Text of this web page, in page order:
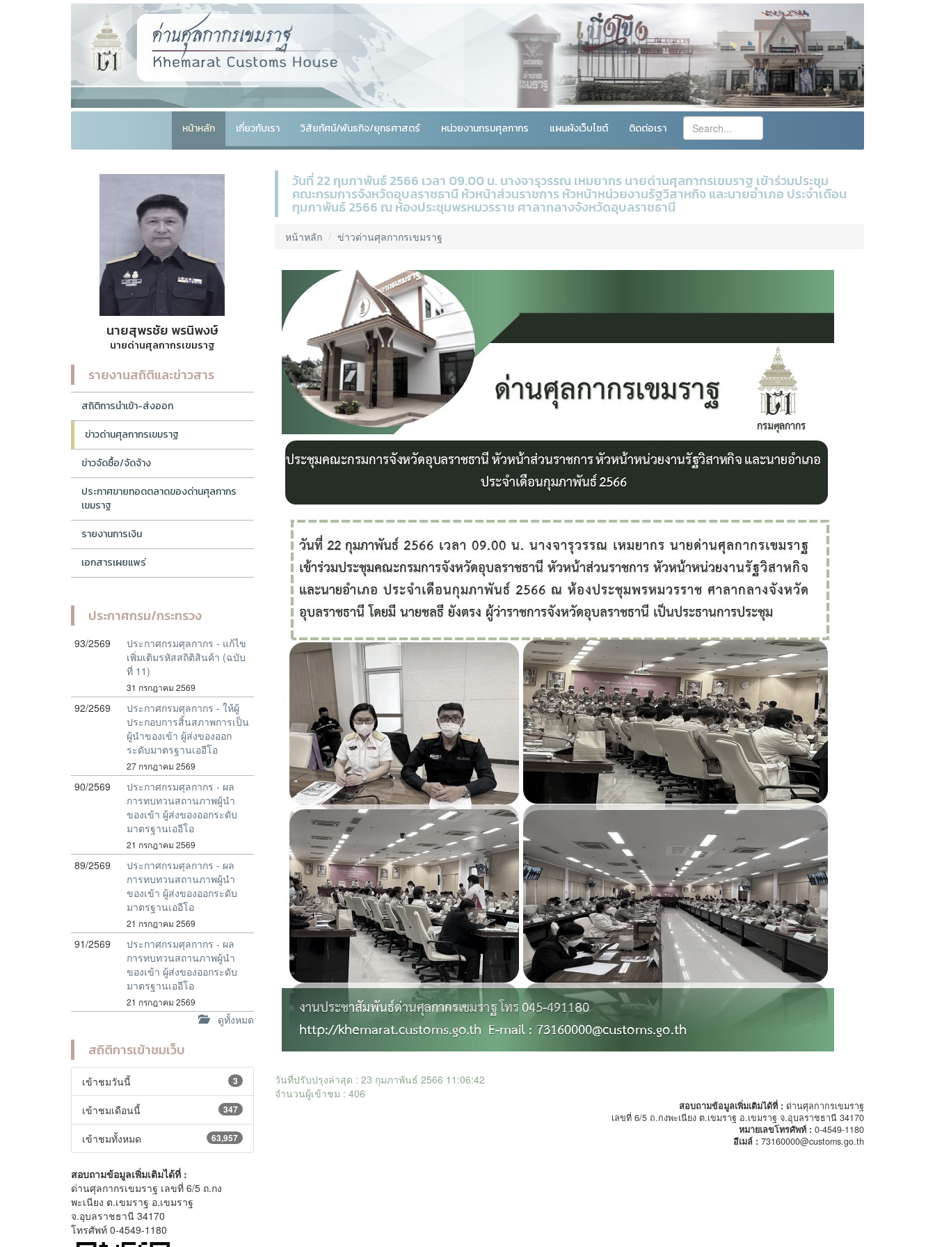
หน้าหลัก เกี่ยวกับเรา วิสัยทัศน์/พันธกิจ/ยุทธศาสตร์ หน่วยงานกรมศุลกากร แผนผังเว็บไซต์ ติดต่อเรา
นายสุพรชัย พรนิพงษ์
นายด่านศุลกากรเขมราฐ
รายงานสถิติและข่าวสาร
สถิติการนำเข้า-ส่งออก
ข่าวด่านศุลกากรเขมราฐ
ข่าวจัดซื้อ/จัดจ้าง
ประกาศขายทอดตลาดของด่านศุลกากร
เขมราฐ
รายงานการเงิน
เอกสารเผยแพร่
ประกาศกรม/กระทรวง
93/2569
ประกาศกรมศุลกากร - แก้ไข
เพิ่มเติมรหัสสถิติสินค้า (ฉบับ
ที่ 11)
31 กรกฎาคม 2569
92/2569
ประกาศกรมศุลกากร - ให้ผู้
ประกอบการสิ้นสภาพการเป็น
ผู้นำของเข้า ผู้ส่งของออก
ระดับมาตรฐานเออีโอ
27 กรกฎาคม 2569
90/2569
ประกาศกรมศุลกากร - ผล
การทบทวนสถานภาพผู้นำ
ของเข้า ผู้ส่งของออกระดับ
มาตรฐานเออีโอ
21 กรกฎาคม 2569
89/2569
ประกาศกรมศุลกากร - ผล
การทบทวนสถานภาพผู้นำ
ของเข้า ผู้ส่งของออกระดับ
มาตรฐานเออีโอ
21 กรกฎาคม 2569
91/2569
ประกาศกรมศุลกากร - ผล
การทบทวนสถานภาพผู้นำ
ของเข้า ผู้ส่งของออกระดับ
มาตรฐานเออีโอ
21 กรกฎาคม 2569
ดูทั้งหมด
สถิติการเข้าชมเว็บ
3
เข้าชมวันนี้
347
เข้าชมเดือนนี้
63,957
เข้าชมทั้งหมด
สอบถามข้อมูลเพิ่มเติมได้ที่ :
ด่านศุลกากรเขมราฐ เลขที่ 6/5 ถ.กง
พะเนียง ต.เขมราฐ อ.เขมราฐ
จ.อุบลราชธานี 34170
โทรศัพท์ 0-4549-1180
วันที่ 22 กุมภาพันธ์ 2566 เวลา 09.00 น. นางจารุวรรณ เหมยากร นายด่านศุลกากรเขมราฐ เข้าร่วมประชุม
คณะกรมการจังหวัดอุบลราชธานี หัวหน้าส่วนราชการ หัวหน้าหน่วยงานรัฐวิสาหกิจ และนายอำเภอ ประจำเดือน
กุมภาพันธ์ 2566 ณ ห้องประชุมพรหมวรราช ศาลากลางจังหวัดอุบลราชธานี
หน้าหลัก ข่าวด่านศุลกากรเขมราฐ
วันที่ปรับปรุงล่าสุด : 23 กุมภาพันธ์ 2566 11:06:42
จำนวนผู้เข้าชม : 406
สอบถามข้อมูลเพิ่มเติมได้ที่ : ด่านศุลกากรเขมราฐ
เลขที่ 6/5 ถ.กงพะเนียง ต.เขมราฐ อ.เขมราฐ จ.อุบลราชธานี 34170
หมายเลขโทรศัพท์ : 0-4549-1180
อีเมล์ : 73160000@customs.go.th